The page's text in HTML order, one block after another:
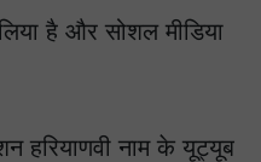
है और सोशल मीडिया
हरियाणवी नाम के यूट्यूब